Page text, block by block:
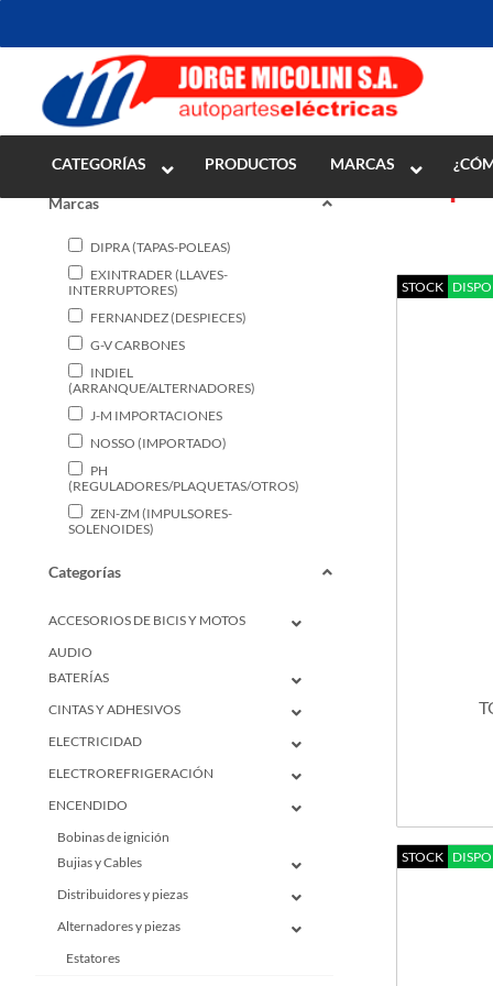
CATEGORÍAS PRODUCTOS MARCAS
Inicio>ENCENDIDO>Alternadores y piezas>Despiece
Marcas
DIPRA (TAPAS-POLEAS)
EXINTRADER (LLAVES-
INTERRUPTORES)
FERNANDEZ (DESPIECES)
G-V CARBONES
INDIEL
(ARRANQUE/ALTERNADORES)
J-M IMPORTACIONES
NOSSO (IMPORTADO)
PH
(REGULADORES/PLAQUETAS/OTROS)
ZEN-ZM (IMPULSORES-
SOLENOIDES)
Categorías
ACCESORIOS DE BICIS Y MOTOS
AUDIO
BATERÍAS
CINTAS Y ADHESIVOS
ELECTRICIDAD
ELECTROREFRIGERACIÓN
ENCENDIDO
Bobinas de ignición
Bujias y Cables
Distribuidores y piezas
Alternadores y piezas
Estatores
STOCK
STOCK